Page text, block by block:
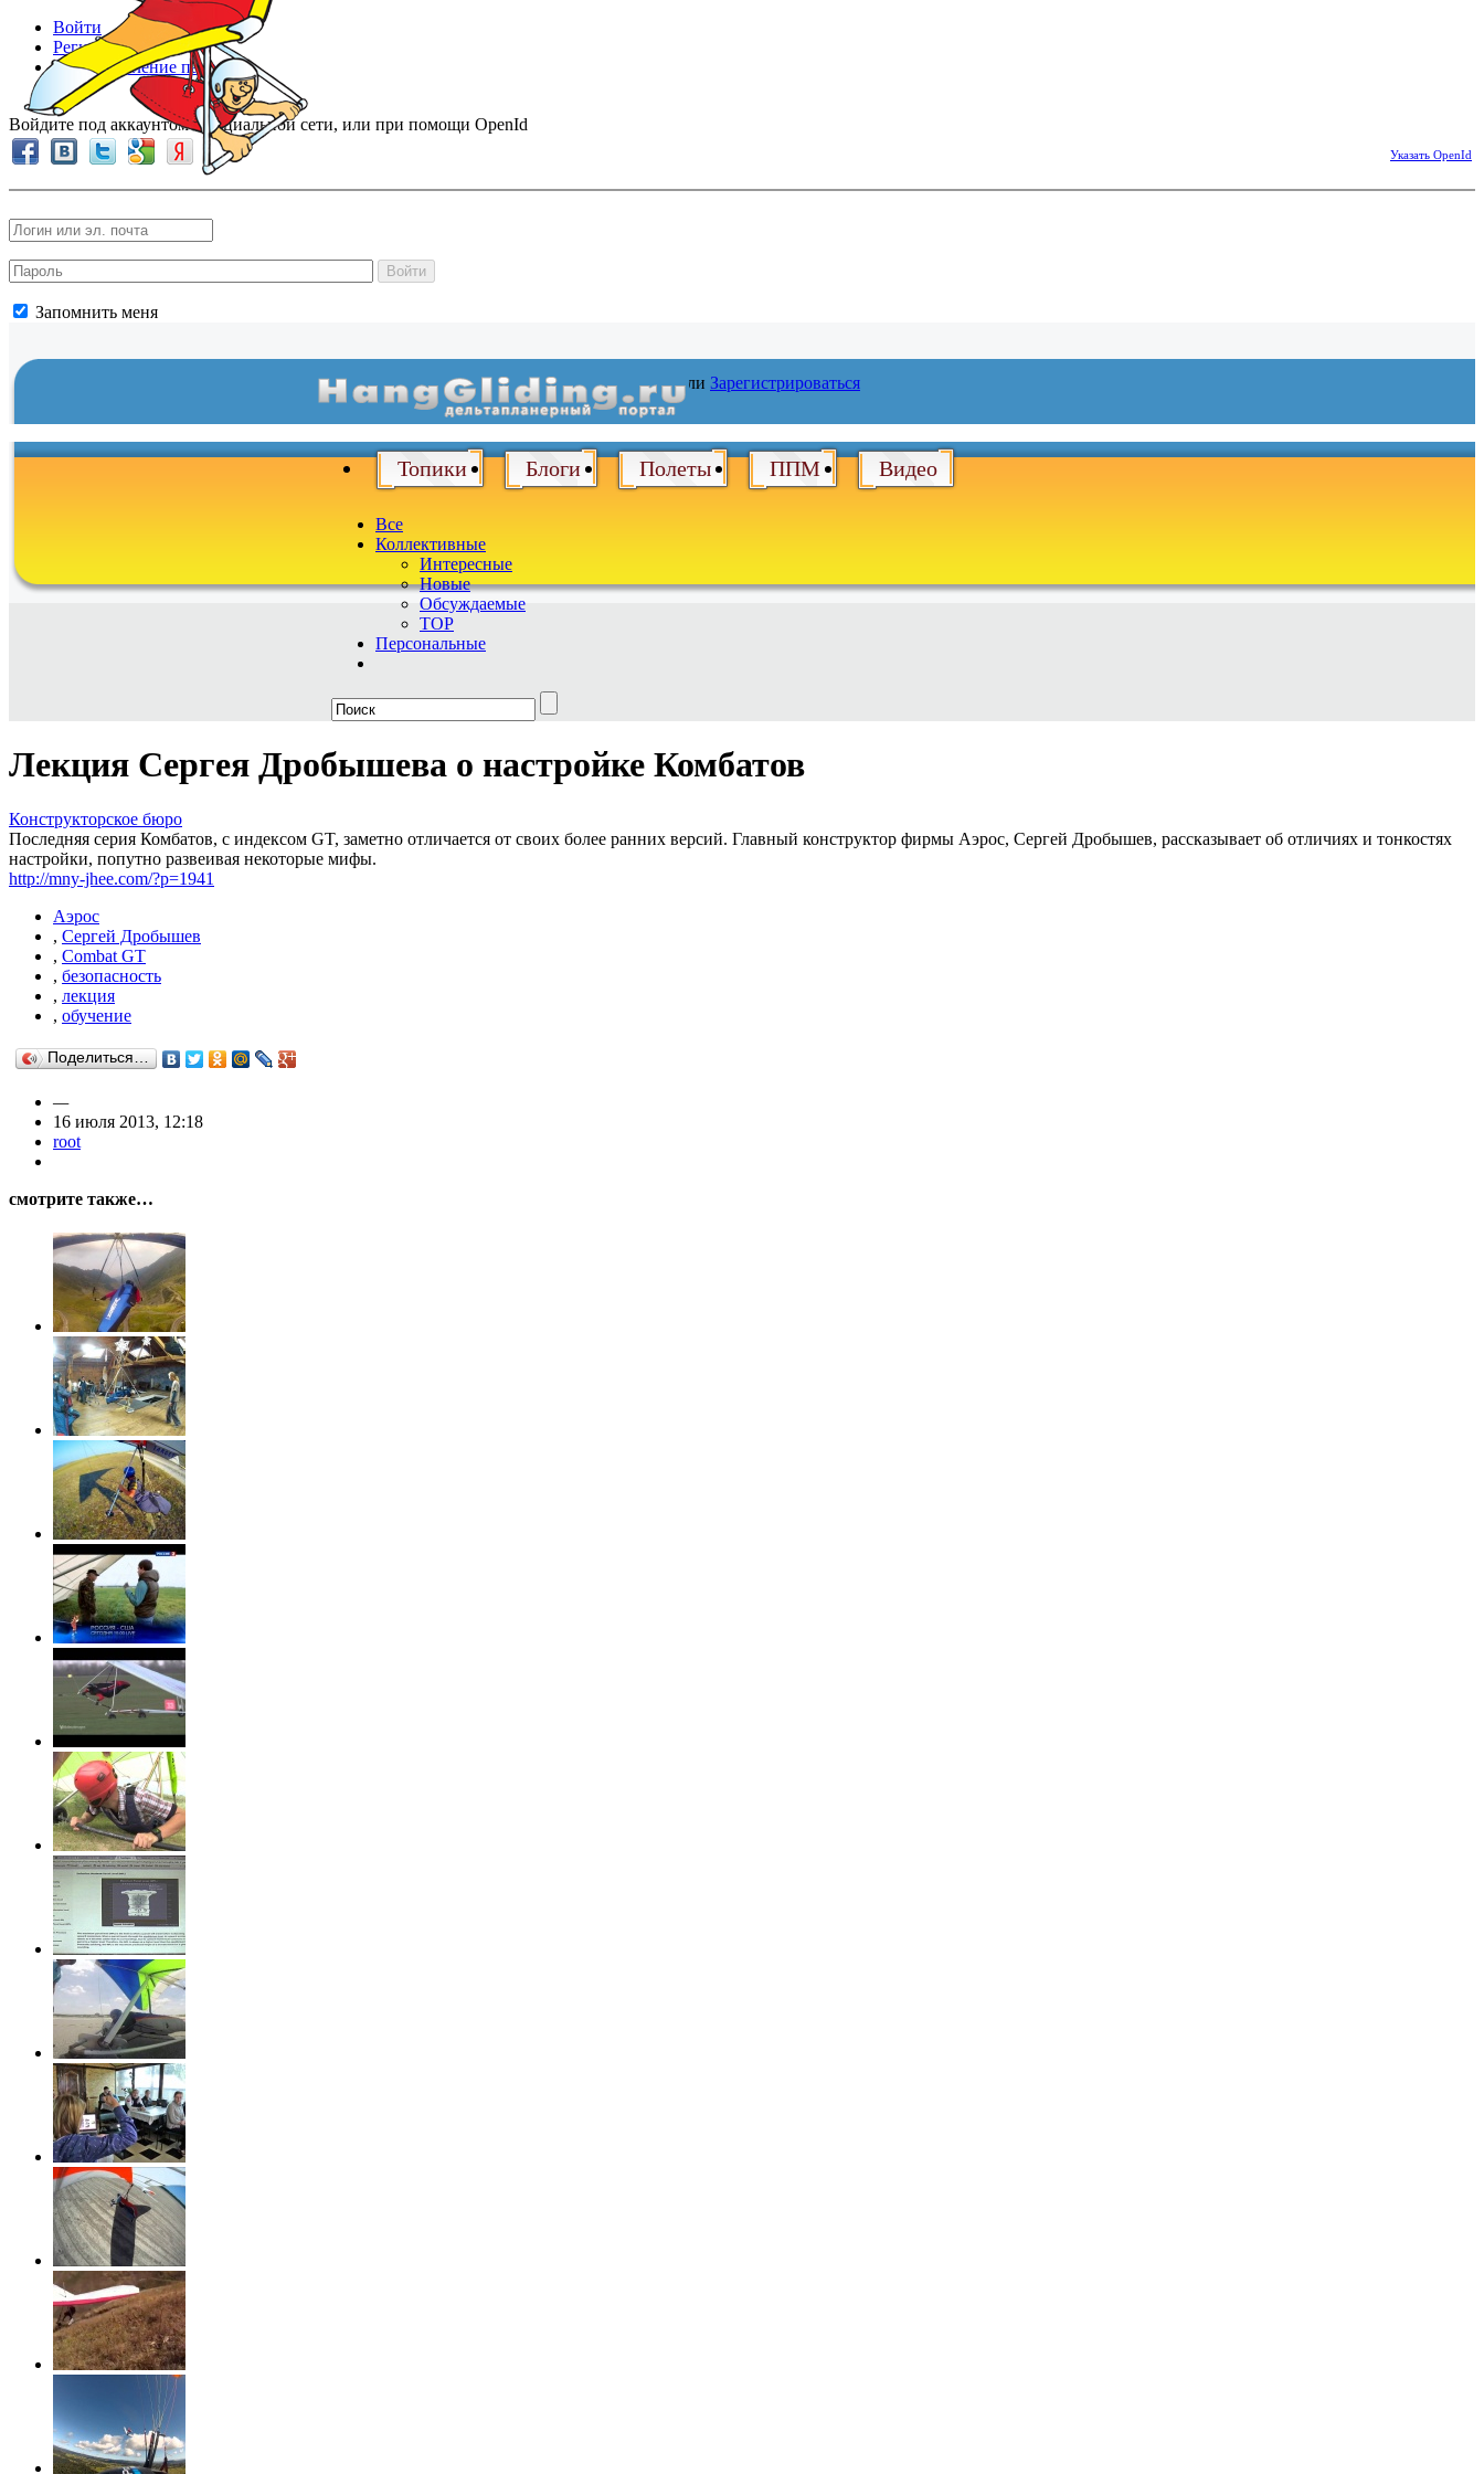
Войти
Регистрация
Восстановление пароля
Войдите под аккаунтом в социальной сети, или при помощи OpenId
Указать OpenId
Войти
Запомнить меня
Войтиили Зарегистрироваться
Топики Блоги Полеты ППМ Видео
Все
Коллективные
Интересные
Новые
Обсуждаемые
TOP
Персональные
Лекция Сергея Дробышева о настройке Комбатов
Конструкторское бюро
Последняя серия Комбатов, с индексом GT, заметно отличается от своих более ранних версий. Главный конструктор фирмы Аэрос, Сергей Дробышев, рассказывает об отличиях и тонкостях
настройки, попутно развеивая некоторые мифы.
http://mny-jhee.com/?p=1941
Аэрос
, Сергей Дробышев
, Combat GT
, безопасность
, лекция
, обучение
Поделиться…
—
16 июля 2013, 12:18
root
смотрите также…